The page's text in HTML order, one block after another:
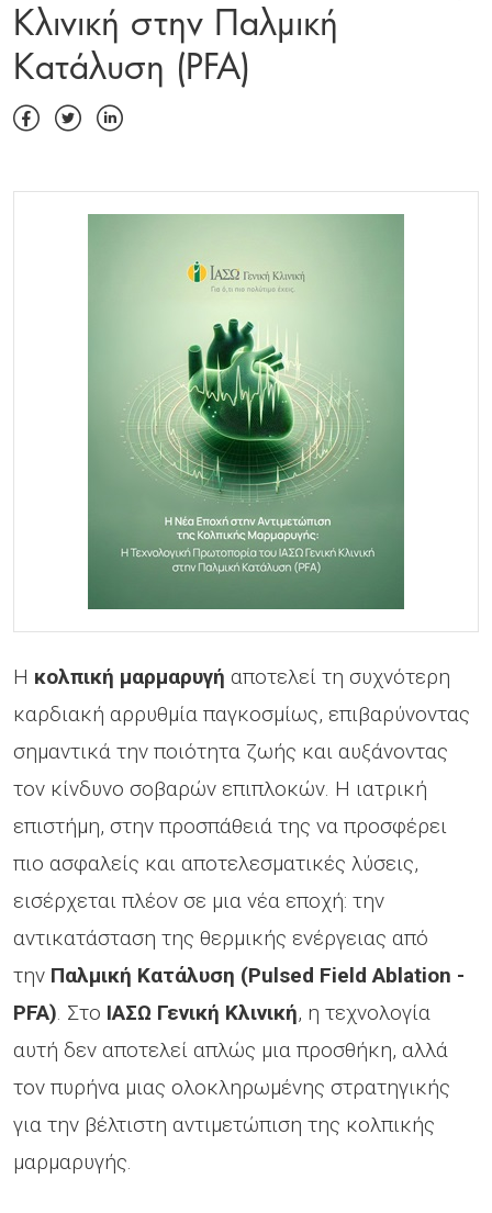
Κλινική στην Παλμική
Κατάλυση (PFA)
Η κολπική μαρμαρυγή αποτελεί τη συχνότερη
καρδιακή αρρυθμία παγκοσμίως, επιβαρύνοντας
σημαντικά την ποιότητα ζωής και αυξάνοντας
τον κίνδυνο σοβαρών επιπλοκών. Η ιατρική
επιστήμη, στην προσπάθειά της να προσφέρει
πιο ασφαλείς και αποτελεσματικές λύσεις,
εισέρχεται πλέον σε μια νέα εποχή: την
αντικατάσταση της θερμικής ενέργειας από
την Παλμική Κατάλυση (Pulsed Field Ablation -
PFA). Στο ΙΑΣΩ Γενική Κλινική, η τεχνολογία
αυτή δεν αποτελεί απλώς μια προσθήκη, αλλά
τον πυρήνα μιας ολοκληρωμένης στρατηγικής
για την βέλτιστη αντιμετώπιση της κολπικής
μαρμαρυγής.